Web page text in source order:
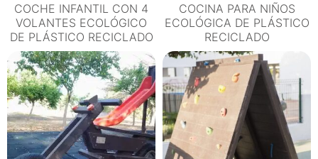
COCHE INFANTIL CON 4
VOLANTES ECOLÓGICO
DE PLÁSTICO RECICLADO
COCINA PARA NIÑOS
ECOLÓGICA DE PLÁSTICO
RECICLADO